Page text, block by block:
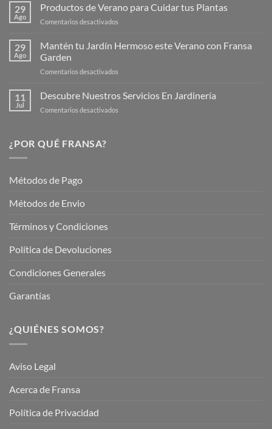
Nueva
de
29
Ago
Productos de Verano para Cuidar tus Plantas
Comentarios desactivados
de
Verano
Plantas
29
Ago
Mantén tu Jardín Hermoso este Verano con Fransa
Garden
Comentarios desactivados
tu
Jardín
11
Jul
Descubre Nuestros Servicios En Jardinería
Comentarios desactivados
¿POR QUÉ FRANSA?
Métodos de Pago
Métodos de Envio
Términos y Condiciones
Política de Devoluciones
Condiciones Generales
Garantías
¿QUIÉNES SOMOS?
Aviso Legal
Acerca de Fransa
Política de Privacidad